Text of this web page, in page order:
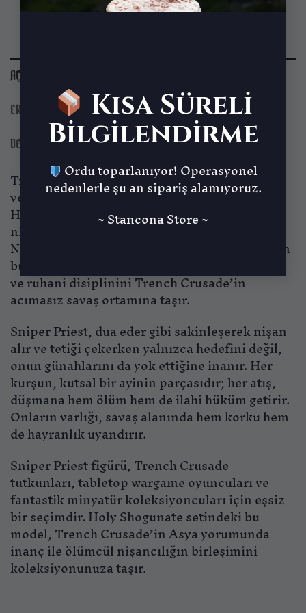
Kısa Süreli
Bilgilendirme
Ordu toparlanıyor! Operasyonel
nedenlerle şu an sipariş alamıyoruz.
~ Stancona Store ~
AÇIKLAMA
EK BILGI
DEĞERLENDIRMELER (0)
Trench Crusade’in karanlık cephelerinde dua
ve kurşun aynı anda yankılanır. Sniper Priest,
Holy Shogunate’in hem keşiş hem de keskin
nişancı olarak yetiştirdiği kutsal savaşçılardır.
New Antioch’un dini otoritelerinden esinlenen
bu figür, uzak doğunun manastır geleneklerini
ve ruhani disiplinini Trench Crusade’in
acımasız savaş ortamına taşır.
Sniper Priest, dua eder gibi sakinleşerek nişan
alır ve tetiği çekerken yalnızca hedefini değil,
onun günahlarını da yok ettiğine inanır. Her
kurşun, kutsal bir ayinin parçasıdır; her atış,
düşmana hem ölüm hem de ilahi hüküm getirir.
Onların varlığı, savaş alanında hem korku hem
de hayranlık uyandırır.
Sniper Priest figürü, Trench Crusade
tutkunları, tabletop wargame oyuncuları ve
fantastik minyatür koleksiyoncuları için eşsiz
bir seçimdir. Holy Shogunate setindeki bu
model, Trench Crusade’in Asya yorumunda
inanç ile ölümcül nişancılığın birleşimini
koleksiyonunuza taşır.